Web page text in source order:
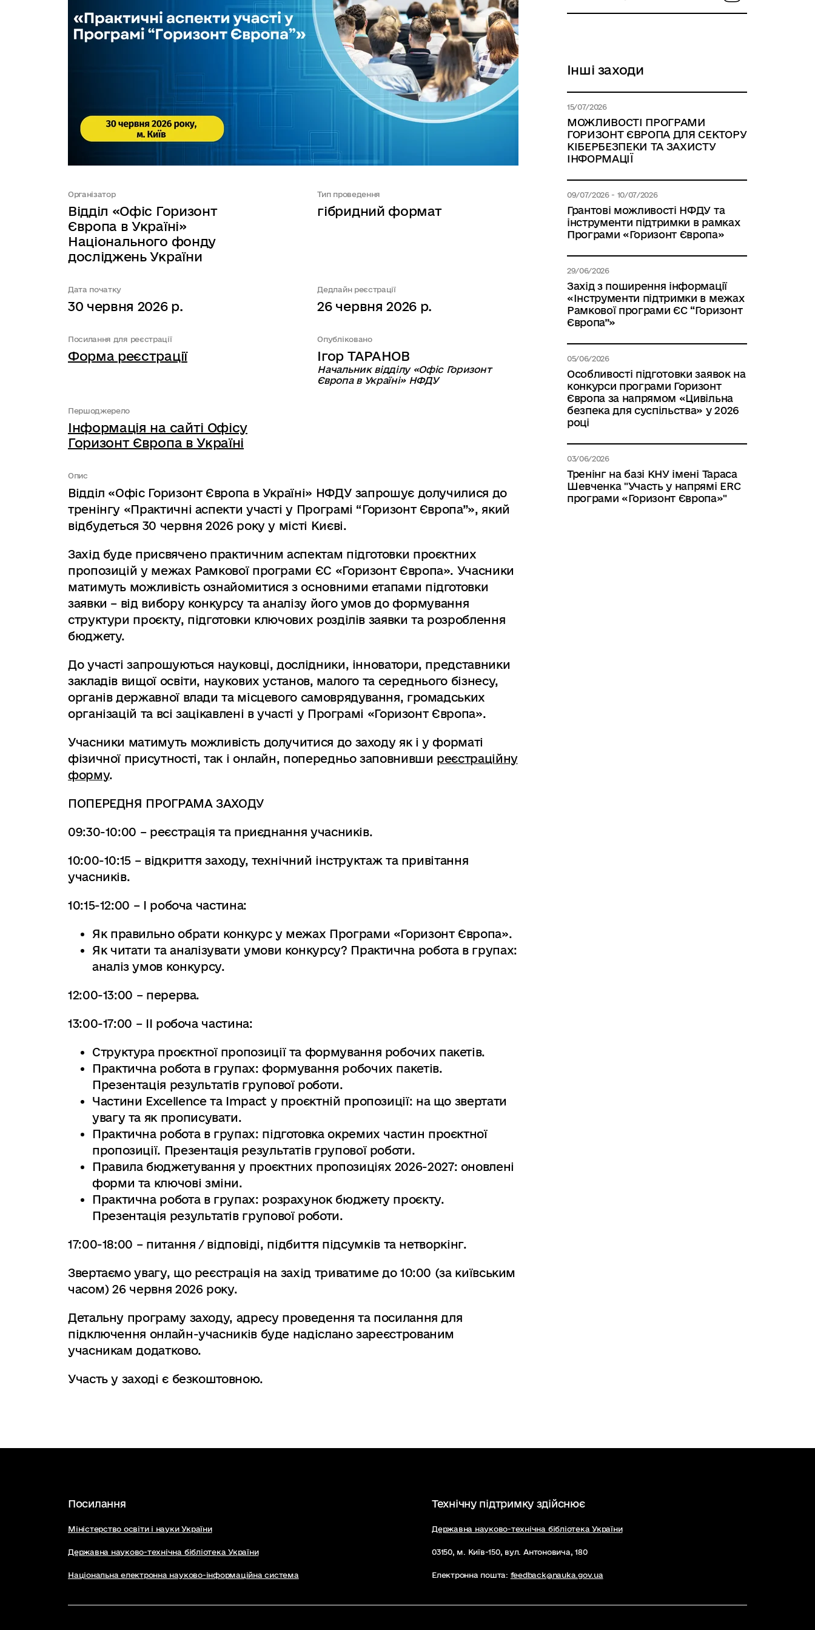
Організатор
Відділ «Офіс Горизонт
Європа в Україні»
Національного фонду
досліджень України
Тип проведення
гібридний формат
Дата початку
30 червня 2026 р.
Дедлайн реєстрації
26 червня 2026 р.
Посилання для реєстрації
Форма реєстрації
Опубліковано
Ігор ТАРАНОВ
Начальник відділу «Офіс Горизонт
Європа в Україні» НФДУ
Першоджерело
Інформація на сайті Офісу
Горизонт Європа в Україні
Опис
Відділ «Офіс Горизонт Європа в Україні» НФДУ запрошує долучилися до
тренінгу «Практичні аспекти участі у Програмі “Горизонт Європа”», який
відбудеться 30 червня 2026 року у місті Києві.
Захід буде присвячено практичним аспектам підготовки проєктних
пропозицій у межах Рамкової програми ЄС «Горизонт Європа». Учасники
матимуть можливість ознайомитися з основними етапами підготовки
заявки – від вибору конкурсу та аналізу його умов до формування
структури проєкту, підготовки ключових розділів заявки та розроблення
бюджету.
До участі запрошуються науковці, дослідники, інноватори, представники
закладів вищої освіти, наукових установ, малого та середнього бізнесу,
органів державної влади та місцевого самоврядування, громадських
організацій та всі зацікавлені в участі у Програмі «Горизонт Європа».
Учасники матимуть можливість долучитися до заходу як і у форматі
фізичної присутності, так і онлайн, попередньо заповнивши реєстраційну
форму.
ПОПЕРЕДНЯ ПРОГРАМА ЗАХОДУ
09:30-10:00 – реєстрація та приєднання учасників.
10:00-10:15 – відкриття заходу, технічний інструктаж та привітання
учасників.
10:15-12:00 – І робоча частина:
Як правильно обрати конкурс у межах Програми «Горизонт Європа».
Як читати та аналізувати умови конкурсу? Практична робота в групах:
аналіз умов конкурсу.
12:00-13:00 – перерва.
13:00-17:00 – ІІ робоча частина:
Структура проєктної пропозиції та формування робочих пакетів.
Практична робота в групах: формування робочих пакетів.
Презентація результатів групової роботи.
Частини Excellence та Impact у проєктній пропозиції: на що звертати
увагу та як прописувати.
Практична робота в групах: підготовка окремих частин проєктної
пропозиції. Презентація результатів групової роботи.
Правила бюджетування у проєктних пропозиціях 2026-2027: оновлені
форми та ключові зміни.
Практична робота в групах: розрахунок бюджету проєкту.
Презентація результатів групової роботи.
17:00-18:00 – питання / відповіді, підбиття підсумків та нетворкінг.
Звертаємо увагу, що реєстрація на захід триватиме до 10:00 (за київським
часом) 26 червня 2026 року.
Детальну програму заходу, адресу проведення та посилання для
підключення онлайн-учасників буде надіслано зареєстрованим
учасникам додатково.
Участь у заході є безкоштовною.
Інші заходи
15/07/2026
МОЖЛИВОСТІ ПРОГРАМИ
ГОРИЗОНТ ЄВРОПА ДЛЯ СЕКТОРУ
КІБЕРБЕЗПЕКИ ТА ЗАХИСТУ
ІНФОРМАЦІЇ
09/07/2026 - 10/07/2026
Грантові можливості НФДУ та
інструменти підтримки в рамках
Програми «Горизонт Європа»
29/06/2026
Захід з поширення інформації
«Інструменти підтримки в межах
Рамкової програми ЄС “Горизонт
Європа”»
05/06/2026
Особливості підготовки заявок на
конкурси програми Горизонт
Європа за напрямом «Цивільна
безпека для суспільства» у 2026
році
03/06/2026
Тренінг на базі КНУ імені Тараса
Шевченка "Участь у напрямі ERC
програми «Горизонт Європа»"
Посилання
Міністерство освіти і науки України
Державна науково-технічна бібліотека України
Національна електронна науково-інформаційна система
Технічну підтримку здійснює
Державна науково-технічна бібліотека України
03150, м. Київ-150, вул. Антоновича, 180
Електронна пошта: feedback@nauka.gov.ua